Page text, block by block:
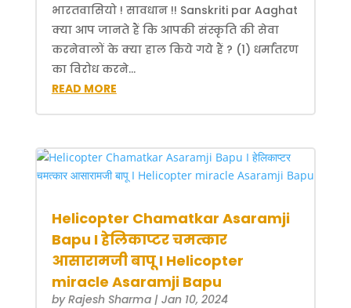
भारतवासियो ! सावधान !! Sanskriti par Aaghat
क्या आप जानते हैं कि आपकी संस्कृति की सेवा
करनेवालों के क्या हाल किये गये हैं ? (1) धर्मांतरण
का विरोध करने...
READ MORE
Helicopter Chamatkar Asaramji
Bapu I हेलिकाप्टर चमत्कार
आसारामजी बापू I Helicopter
miracle Asaramji Bapu
byRajesh Sharma| Jan 10, 2024